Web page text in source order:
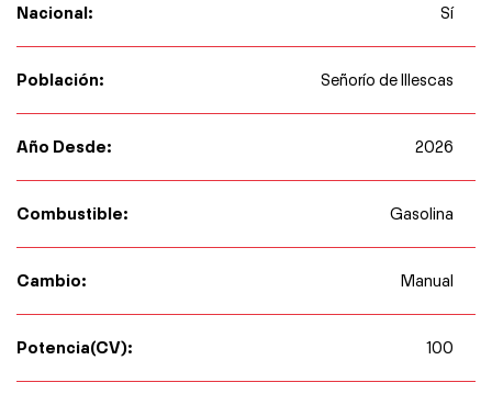
Nacional: Sí
Población: Señorío de Illescas
Año Desde: 2026
Combustible: Gasolina
Cambio: Manual
Potencia(CV): 100